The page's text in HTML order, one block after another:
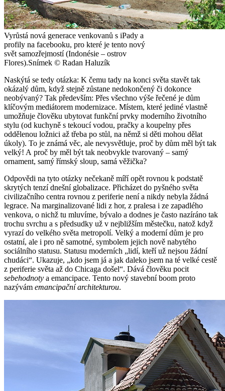
Vyrůstá nová generace venkovanů s iPady a
profily na facebooku, pro které je tento nový
svět samozřejmostí (Indonésie – ostrov
Flores).Snímek © Radan Haluzík
Naskýtá se tedy otázka: K čemu tady na konci světa stavět tak
okázalý dům, když stejně zůstane nedokončený či dokonce
neobývaný? Tak především: Přes všechno výše řečené je dům
klíčovým mediátorem modernizace. Místem, které jediné vlastně
umožňuje člověku ubytovat funkční prvky moderního životního
stylu (od kuchyně s tekoucí vodou, pračky a koupelny přes
oddělenou ložnici až třeba po stůl, na němž si děti mohou dělat
úkoly). To je známá věc, ale nevysvětluje, proč by dům měl být tak
velký! A proč by měl být tak neobvykle tvarovaný – samý
ornament, samý římský sloup, samá věžička?
Odpovědi na tyto otázky nečekaně míří opět rovnou k podstatě
skrytých tenzí dnešní globalizace. Přicházet do pyšného světa
civilizačního centra rovnou z periferie není a nikdy nebyla žádná
legrace. Na marginalizované lidi z hor, z pralesa i ze zapadlého
venkova, o nichž tu mluvíme, bývalo a dodnes je často nazíráno tak
trochu svrchu a s předsudky už v nejbližším městečku, natož když
vyrazí do velkého světa metropolí. Velký a moderní dům je pro
ostatní, ale i pro ně samotné, symbolem jejich nově nabytého
sociálního statusu. Statusu moderních „lidí, kteří už nejsou žádní
chudáci“. Ukazuje, „kdo jsem já a jak daleko jsem na té velké cestě
z periferie světa až do Chicaga došel“. Dává člověku pocit
sebehodnoty a emancipace. Tento nový stavební boom proto
nazývám emancipační architekturou.